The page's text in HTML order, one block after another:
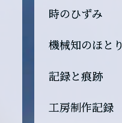
時のひずみ
機械知のほとり
記録と痕跡
工房制作記録